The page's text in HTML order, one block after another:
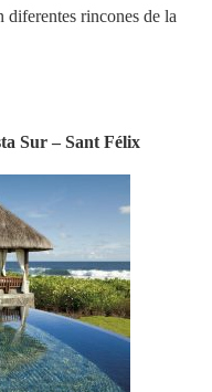
diferentes rincones de la
Sur – Sant Félix